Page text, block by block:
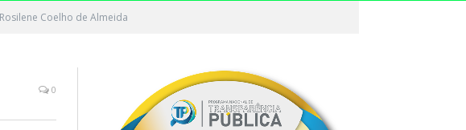
Coelho de Almeida
0